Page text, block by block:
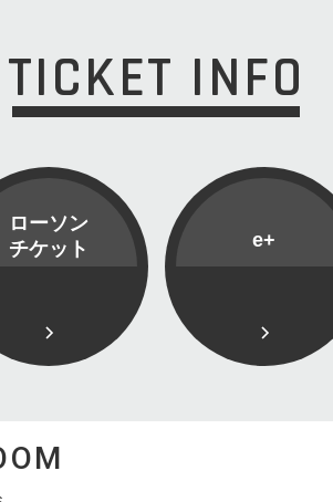
TICKET INFO
ローソン
チケット
e+